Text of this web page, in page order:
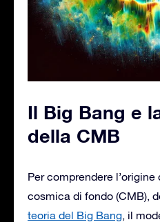
Il Big Bang e
della CMB
Per comprendere
cosmica di fondo (CMB),
teoria del Big Bang, il